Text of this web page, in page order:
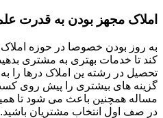
املاک مجهز بودن به قدرت
به روز بودن خصوصا در حوزه
کند تا خدمات بهتری به مشتری
تحصیل در رشته ین املاک درها را
گزینه های بیشتری را پیش روی
مساله همچنین باعث می شود تا
در صف اول انتخاب مشتریان باشید.